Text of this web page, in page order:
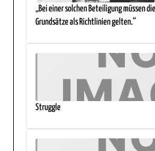
„Bei einer solchen Beteiligung müssen
Grundsätze als Richtlinien gelten.“
Struggle